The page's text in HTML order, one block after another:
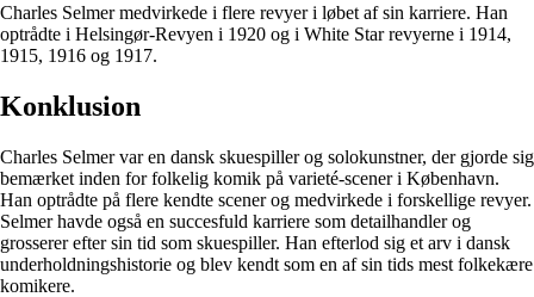
Charles Selmer medvirkede i flere revyer i løbet af sin karriere. Han
optrådte i Helsingør-Revyen i 1920 og i White Star revyerne i 1914,
1915, 1916 og 1917.
Konklusion
Charles Selmer var en dansk skuespiller og solokunstner, der gjorde sig
bemærket inden for folkelig komik på varieté-scener i København.
Han optrådte på flere kendte scener og medvirkede i forskellige revyer.
Selmer havde også en succesfuld karriere som detailhandler og
grosserer efter sin tid som skuespiller. Han efterlod sig et arv i dansk
underholdningshistorie og blev kendt som en af sin tids mest folkekære
komikere.